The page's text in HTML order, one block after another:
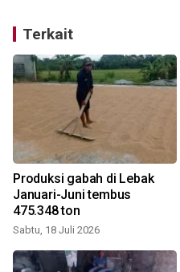
Terkait
Produksi gabah di Lebak
Januari-Juni tembus
475.348 ton
Sabtu, 18 Juli 2026